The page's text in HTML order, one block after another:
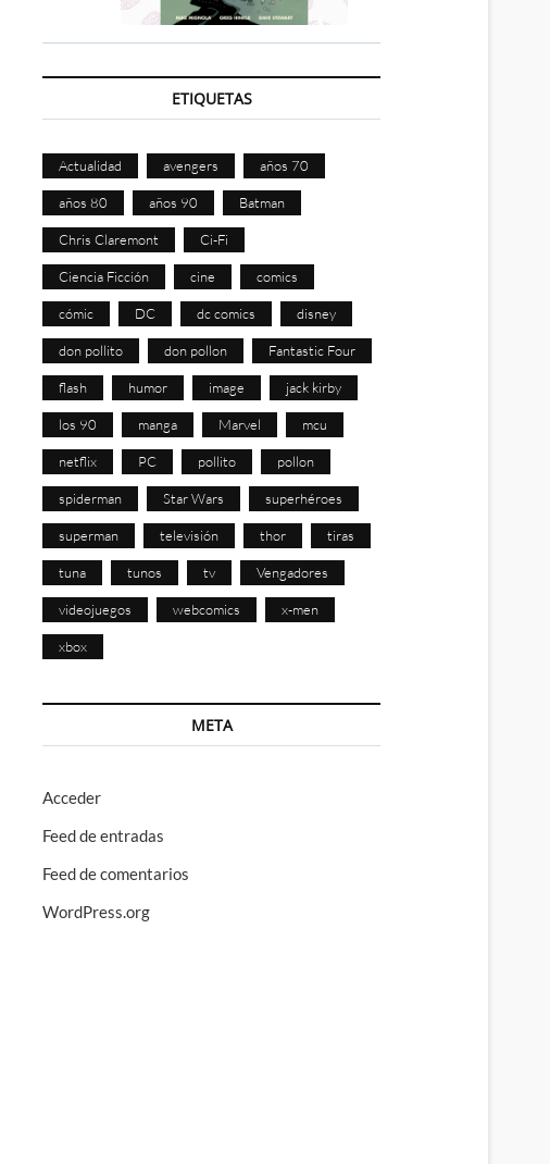
ETIQUETAS
Actualidad avengers años 70
años 80 años 90 Batman
Chris Claremont Ci-Fi
Ciencia Ficción cine comics
cómic DC dc comics disney
don pollito don pollon Fantastic Four
flash humor image jack kirby
los 90 manga Marvel mcu
netflix PC pollito pollon
spiderman Star Wars superhéroes
superman televisión thor tiras
tuna tunos tv Vengadores
videojuegos webcomics x-men
xbox
META
Acceder
Feed de entradas
Feed de comentarios
WordPress.org